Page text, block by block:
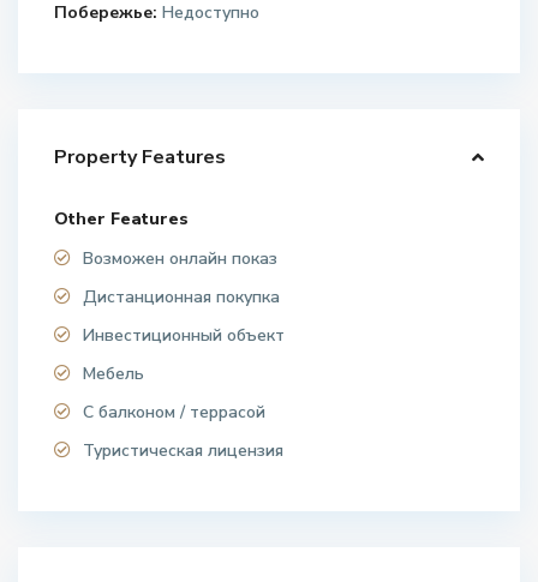
Побережье: Недоступно
Property Features
Other Features
Возможен онлайн показ
Дистанционная покупка
Инвестиционный объект
Мебель
С балконом / террасой
Туристическая лицензия